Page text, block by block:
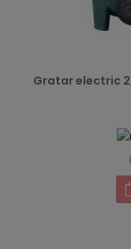
Gratar electric